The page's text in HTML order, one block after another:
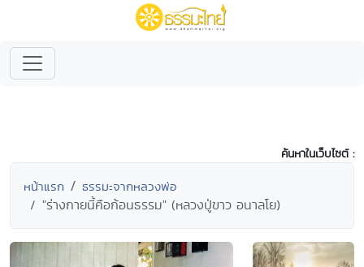
ค้นหาในเว็บไซต์ :
หน้าแรก ธรรมะจากหลวงพ่อ
"ร่างกายนี้คือก้อนธรรม" (หลวงปู่ขาว อนาลโย)